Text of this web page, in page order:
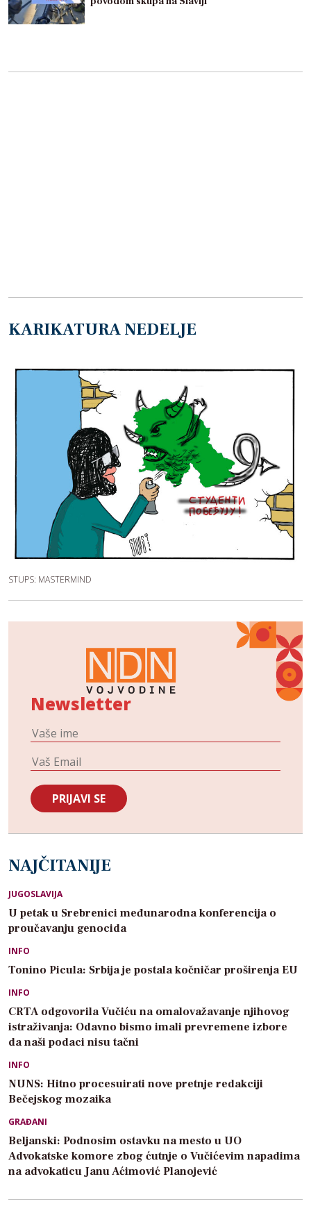
KARIKATURA NEDELJE
STUPS: MASTERMIND
Newsletter
NAJČITANIJE
JUGOSLAVIJA
U petak u Srebrenici međunarodna konferencija o
proučavanju genocida
INFO
Tonino Picula: Srbija je postala kočničar proširenja EU
INFO
CRTA odgovorila Vučiću na omalovažavanje njihovog
istraživanja: Odavno bismo imali prevremene izbore
da naši podaci nisu tačni
INFO
NUNS: Hitno procesuirati nove pretnje redakciji
Bečejskog mozaika
GRAĐANI
Beljanski: Podnosim ostavku na mesto u UO
Advokatske komore zbog ćutnje o Vučićevim napadima
na advokaticu Janu Aćimović Planojević